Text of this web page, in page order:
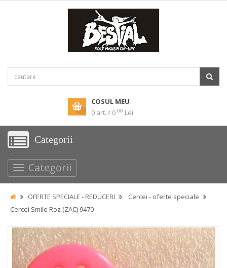
COSUL MEU
0 art. / 0 00 Lei
Categorii
Categorii
OFERTE SPECIALE - REDUCERI
Cercei - oferte speciale
Cercei Smile Roz (ZAC) 9470